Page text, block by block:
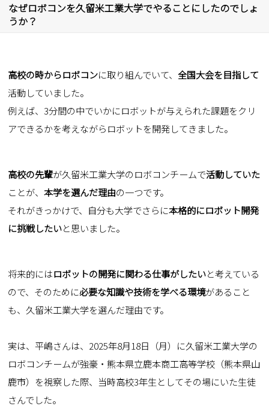
なぜロボコンを久留米工業大学でやることにしたのでしょ
うか？
高校の時からロボコンに取り組んでいて、全国大会を目指して
活動していました。
例えば、3分間の中でいかにロボットが与えられた課題をクリ
アできるかを考えながらロボットを開発してきました。
高校の先輩が久留米工業大学のロボコンチームで活動していた
ことが、本学を選んだ理由の一つです。
それがきっかけで、自分も大学でさらに本格的にロボット開発
に挑戦したいと思いました。
将来的にはロボットの開発に関わる仕事がしたいと考えている
ので、そのために必要な知識や技術を学べる環境があること
も、久留米工業大学を選んだ理由です。
実は、平嶋さんは、2025年8月18日（月）に久留米工業大学の
ロボコンチームが強豪・熊本県立鹿本商工高等学校（熊本県山
鹿市）を視察した際、当時高校3年生としてその場にいた生徒
さんでした。